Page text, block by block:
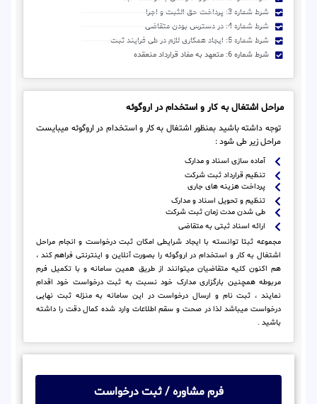
شرط شماره 3: پرداخت حق الثبت و اجرا
شرط شماره 4: در دسترس بودن متقاضی
شرط شماره 5: ایجاد همکاری لازم در طی فرایند ثبت
شرط شماره 6: متعهد به مفاد قرارداد منعقده
مراحل اشتغال به کار و استخدام در اروگوئه
توجه داشته باشید بمنظور اشتغال به کار و استخدام در اروگوئه میبایست
مراحل زیر طی شود :
آماده سازی اسناد و مدارک
تنظیم قرارداد ثبت شرکت
پرداخت هزینه های جاری
تنظیم و تحویل اسناد و مدارک
طی شدن مدت زمان ثبت شرکت
ارائه اسناد ثبتی به متقاضی
مجموعه ثبتا توانسته با ایجاد شرایطی امکان ثبت درخواست و انجام مراحل
اشتغال به کار و استخدام در اروگوئه را بصورت آنلاین و اینترنتی فراهم کند ،
هم اکنون کلیه متقاضیان میتوانند از طریق همین سامانه و با تکمیل فرم
مربوطه همچنین بارگزاری مدارک خود نسبت به ثبت درخواست خود اقدام
نمایند ، ثبت نام و ارسال درخواست در این سامانه به منزله ثبت نهایی
درخواست میباشد لذا در صحت و سقم اطلاعات وارد شده کمال دقت را داشته
باشید .
فرم مشاوره / ثبت درخواست